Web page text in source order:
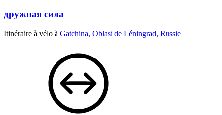
дружная сила
Itinéraire à vélo à Gatchina, Oblast de Léningrad, Russie